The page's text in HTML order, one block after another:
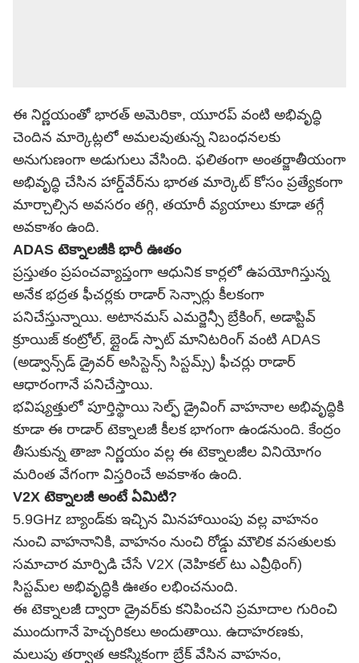
ఈ నిర్ణయంతో భారత్ అమెరికా, యూరప్ వంటి అభివృద్ధి
చెందిన మార్కెట్లలో అమలవుతున్న నిబంధనలకు
అనుగుణంగా అడుగులు వేసింది. ఫలితంగా అంతర్జాతీయంగా
అభివృద్ధి చేసిన హార్డ్‌వేర్‌ను భారత మార్కెట్ కోసం ప్రత్యేకంగా
మార్చాల్సిన అవసరం తగ్గి, తయారీ వ్యయాలు కూడా తగ్గే
అవకాశం ఉంది.
ADAS టెక్నాలజీకి భారీ ఊతం
ప్రస్తుతం ప్రపంచవ్యాప్తంగా ఆధునిక కార్లలో ఉపయోగిస్తున్న
అనేక భద్రత ఫీచర్లకు రాడార్ సెన్సార్లు కీలకంగా
పనిచేస్తున్నాయి. అటానమస్ ఎమర్జెన్సీ బ్రేకింగ్, అడాప్టివ్
క్రూయిజ్ కంట్రోల్, బ్లైండ్ స్పాట్ మానిటరింగ్ వంటి ADAS
(అడ్వాన్స్‌డ్ డ్రైవర్ అసిస్టెన్స్ సిస్టమ్స్) ఫీచర్లు రాడార్
ఆధారంగానే పనిచేస్తాయి.
భవిష్యత్తులో పూర్తిస్థాయి సెల్ఫ్ డ్రైవింగ్ వాహనాల అభివృద్ధికి
కూడా ఈ రాడార్ టెక్నాలజీ కీలక భాగంగా ఉండనుంది. కేంద్రం
తీసుకున్న తాజా నిర్ణయం వల్ల ఈ టెక్నాలజీల వినియోగం
మరింత వేగంగా విస్తరించే అవకాశం ఉంది.
V2X టెక్నాలజీ అంటే ఏమిటి?
5.9GHz బ్యాండ్‌కు ఇచ్చిన మినహాయింపు వల్ల వాహనం
నుంచి వాహనానికి, వాహనం నుంచి రోడ్డు మౌలిక వసతులకు
సమాచార మార్పిడి చేసే V2X (వెహికల్ టు ఎవ్రీథింగ్)
సిస్టమ్‌ల అభివృద్ధికి ఊతం లభించనుంది.
ఈ టెక్నాలజీ ద్వారా డ్రైవర్‌కు కనిపించని ప్రమాదాల గురించి
ముందుగానే హెచ్చరికలు అందుతాయి. ఉదాహరణకు,
మలుపు తర్వాత ఆకస్మికంగా బ్రేక్ వేసిన వాహనం,